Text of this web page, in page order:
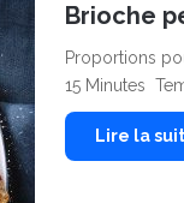
Brioche
Proportions
15 Minutes
Lire la